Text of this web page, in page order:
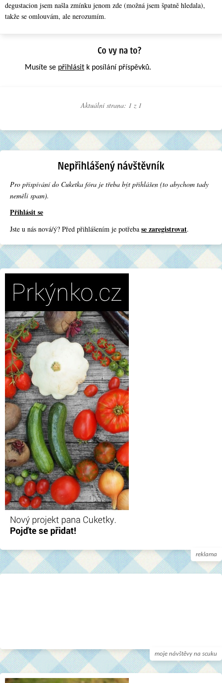
degustacion jsem našla zmínku jenom zde (možná jsem špatně hledala),
takže se omlouvám, ale nerozumím.
Musíte se přihlásit k posílání příspěvků.
Aktuální strana: 1 z 1
Pro přispívání do Cuketka fóra je třeba být přihlášen (to abychom tady
neměli spam).
Přihlásit se
Jste u nás nová/ý? Před přihlášením je potřeba se zaregistrovat.
reklama
moje návštěvy na scuku